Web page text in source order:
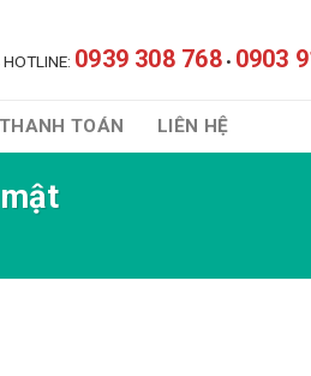
HOTLINE: 0939 308 768• 0903
THANH TOÁN LIÊN HỆ